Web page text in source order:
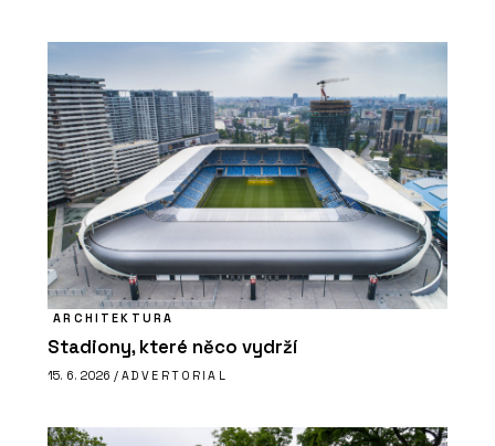
ARCHITEKTURA
Stadiony, které něco vydrží
15. 6. 2026 / ADVERTORIAL